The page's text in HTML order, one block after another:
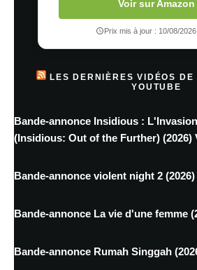
Voir sur Amazon
Prix mis à jour : 10/08/
LES DERNIÈRES VIDÉOS
YOUTUBE
Bande-annonce Insidious :
(Insidious: Out of the Further) (2026)
Bande-annonce violent night 2 (2026)
Bande-annonce La vie d'une femme
Bande-annonce Rumah Singgah